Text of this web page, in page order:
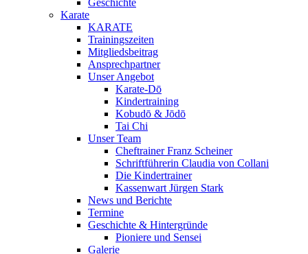
Geschichte
Karate
KARATE
Trainingszeiten
Mitgliedsbeitrag
Ansprechpartner
Unser Angebot
Karate-Dō
Kindertraining
Kobudō & Jōdō
Tai Chi
Unser Team
Cheftrainer Franz Scheiner
Schriftführerin Claudia von Collani
Die Kindertrainer
Kassenwart Jürgen Stark
News und Berichte
Termine
Geschichte & Hintergründe
Pioniere und Sensei
Galerie